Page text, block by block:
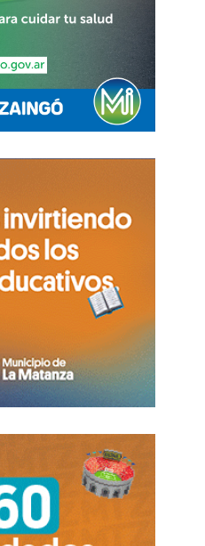
La Juanita, ex
por Juntos por el
de
Laura Greco,
de Villa Celina; y
-)